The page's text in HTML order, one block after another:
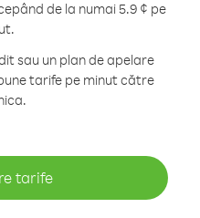
de la numai 5.9 ¢ pe
sau un plan de apelare
tarife pe minut către
tarife